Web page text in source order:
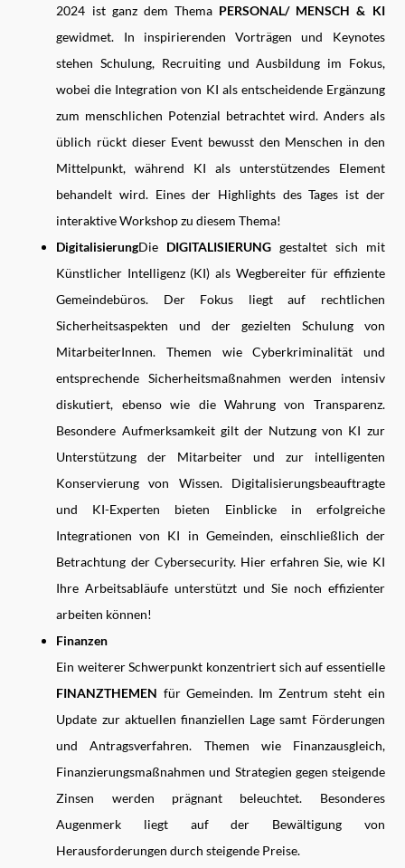
2024 ist ganz dem Thema PERSONAL/ MENSCH & KI
gewidmet. In inspirierenden Vorträgen und Keynotes
stehen Schulung, Recruiting und Ausbildung im Fokus,
wobei die Integration von KI als entscheidende Ergänzung
zum menschlichen Potenzial betrachtet wird. Anders als
üblich rückt dieser Event bewusst den Menschen in den
Mittelpunkt, während KI als unterstützendes Element
behandelt wird. Eines der Highlights des Tages ist der
interaktive Workshop zu diesem Thema!
DigitalisierungDie DIGITALISIERUNGgestaltet sich mit
Künstlicher Intelligenz (KI) als Wegbereiter für effiziente
Gemeindebüros. Der Fokus liegt auf rechtlichen
Sicherheitsaspekten und der gezielten Schulung von
MitarbeiterInnen. Themen wie Cyberkriminalität und
entsprechende Sicherheitsmaßnahmen werden intensiv
diskutiert, ebenso wie die Wahrung von Transparenz.
Besondere Aufmerksamkeit gilt der Nutzung von KI zur
Unterstützung der Mitarbeiter und zur intelligenten
Konservierung von Wissen. Digitalisierungsbeauftragte
und KI-Experten bieten Einblicke in erfolgreiche
Integrationen von KI in Gemeinden, einschließlich der
Betrachtung der Cybersecurity. Hier erfahren Sie, wie KI
Ihre Arbeitsabläufe unterstützt und Sie noch effizienter
arbeiten können!
Finanzen
Ein weiterer Schwerpunkt konzentriert sich auf essentielle
FINANZTHEMEN für Gemeinden. Im Zentrum steht ein
Update zur aktuellen finanziellen Lage samt Förderungen
und Antragsverfahren. Themen wie Finanzausgleich,
Finanzierungsmaßnahmen und Strategien gegen steigende
Zinsen werden prägnant beleuchtet. Besonderes
Augenmerk liegt auf der Bewältigung von
Herausforderungen durch steigende Preise.